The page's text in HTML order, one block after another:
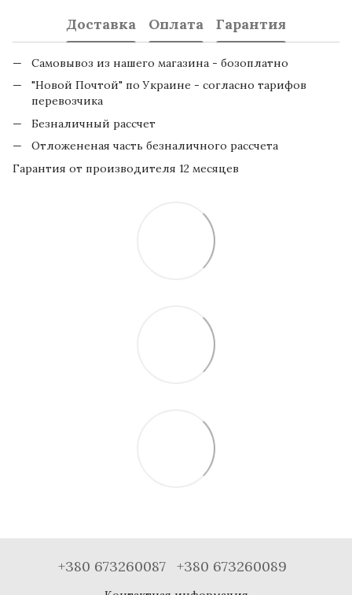
Доставка Оплата Гарантия
Самовывоз из нашего магазина - бозоплатно
"Новой Почтой" по Украине - согласно тарифов
перевозчика
Безналичный рассчет
Отложененая часть безналичного рассчета
Гарантия от производителя 12 месяцев
+380 673260087 +380 673260089